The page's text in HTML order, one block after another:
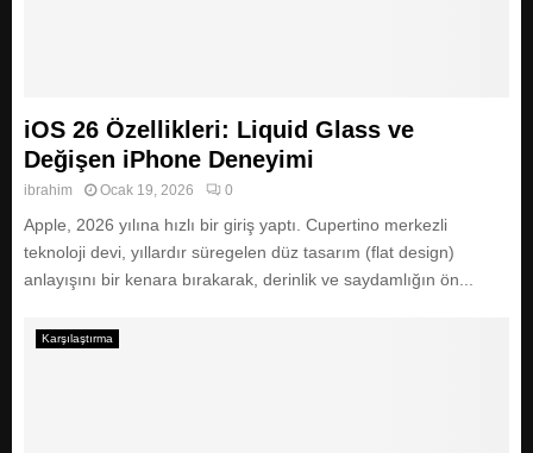
iOS 26 Özellikleri: Liquid Glass ve
Değişen iPhone Deneyimi
ibrahim Ocak 19, 2026 0
Apple, 2026 yılına hızlı bir giriş yaptı. Cupertino merkezli
teknoloji devi, yıllardır süregelen düz tasarım (flat design)
anlayışını bir kenara bırakarak, derinlik ve saydamlığın ön...
Karşılaştırma